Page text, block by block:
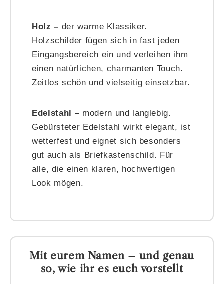
Holz – der warme Klassiker.
Holzschilder fügen sich in fast jeden
Eingangsbereich ein und verleihen ihm
einen natürlichen, charmanten Touch.
Zeitlos schön und vielseitig einsetzbar.
Edelstahl – modern und langlebig.
Gebürsteter Edelstahl wirkt elegant, ist
wetterfest und eignet sich besonders
gut auch als Briefkastenschild. Für
alle, die einen klaren, hochwertigen
Look mögen.
Mit eurem Namen – und genau
so, wie ihr es euch vorstellt